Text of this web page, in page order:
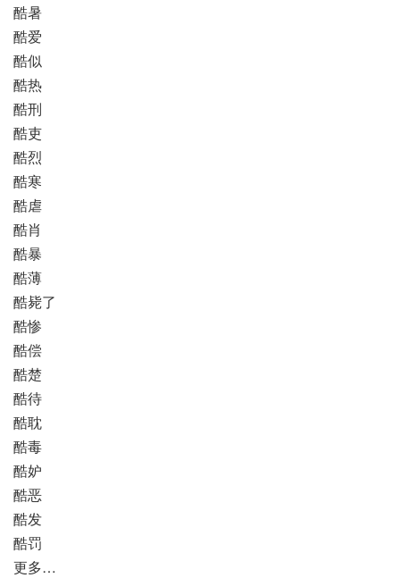
酷暑
酷爱
酷似
酷热
酷刑
酷吏
酷烈
酷寒
酷虐
酷肖
酷暴
酷薄
酷毙了
酷惨
酷偿
酷楚
酷待
酷耽
酷毒
酷妒
酷恶
酷发
酷罚
更多…